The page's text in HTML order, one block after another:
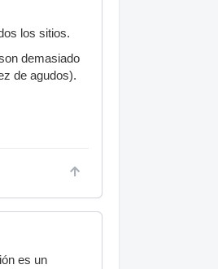
los sitios.
demasiado
de agudos).
es un